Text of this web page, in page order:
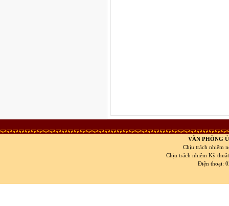
VĂN PHÒNG
Chịu trách nhiệm
Chịu trách nhiệm Kỹ
Điện thoại: